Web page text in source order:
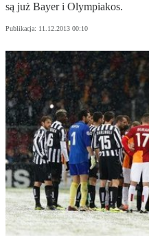
są już Bayer i Olympiakos.
Publikacja: 11.12.2013 00:10